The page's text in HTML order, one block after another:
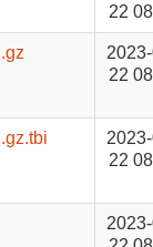
22
22
22